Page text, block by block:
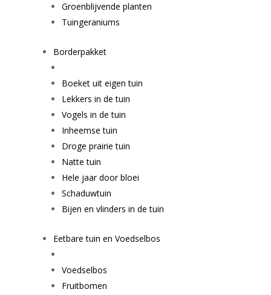
Groenblijvende planten
Tuingeraniums
Borderpakket
Boeket uit eigen tuin
Lekkers in de tuin
Vogels in de tuin
Inheemse tuin
Droge prairie tuin
Natte tuin
Hele jaar door bloei
Schaduwtuin
Bijen en vlinders in de tuin
Eetbare tuin en Voedselbos
Voedselbos
Fruitbomen